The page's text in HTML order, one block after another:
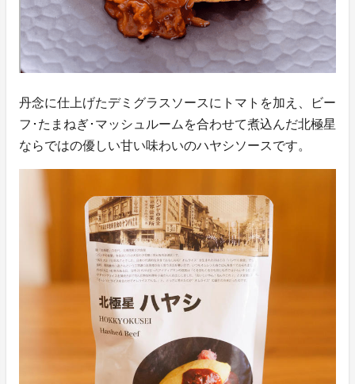
丹念に仕上げたデミグラスソースにトマトを加え、ビー
フ･たまねぎ･マッシュルームを合わせて煮込んだ北極星
ならではの優しい甘い味わいのハヤシソースです。